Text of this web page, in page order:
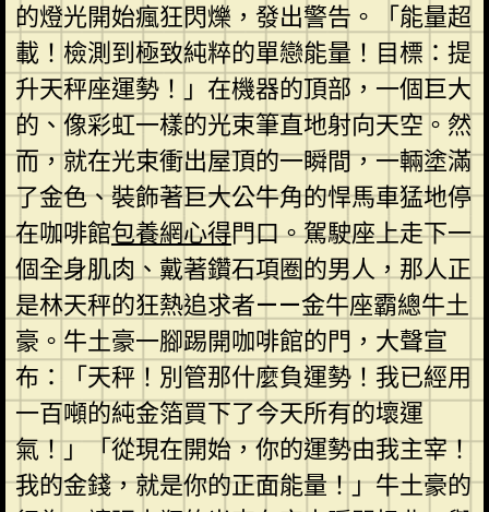
的燈光開始瘋狂閃爍，發出警告。「能量超
載！檢測到極致純粹的單戀能量！目標：提
升天秤座運勢！」在機器的頂部，一個巨大
的、像彩虹一樣的光束筆直地射向天空。然
而，就在光束衝出屋頂的一瞬間，一輛塗滿
了金色、裝飾著巨大公牛角的悍馬車猛地停
在咖啡館包養網心得門口。駕駛座上走下一
個全身肌肉、戴著鑽石項圈的男人，那人正
是林天秤的狂熱追求者——金牛座霸總牛土
豪。牛土豪一腳踢開咖啡館的門，大聲宣
布：「天秤！別管那什麼負運勢！我已經用
一百噸的純金箔買下了今天所有的壞運
氣！」「從現在開始，你的運勢由我主宰！
我的金錢，就是你的正面能量！」牛土豪的